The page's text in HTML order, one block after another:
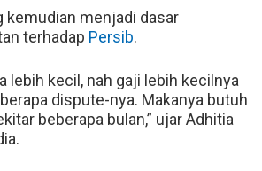
kemudian menjadi dasar
terhadap Persib.
lebih kecil, nah gaji lebih kecilnya
dispute-nya. Makanya butuh
beberapa bulan,” ujar Adhitia